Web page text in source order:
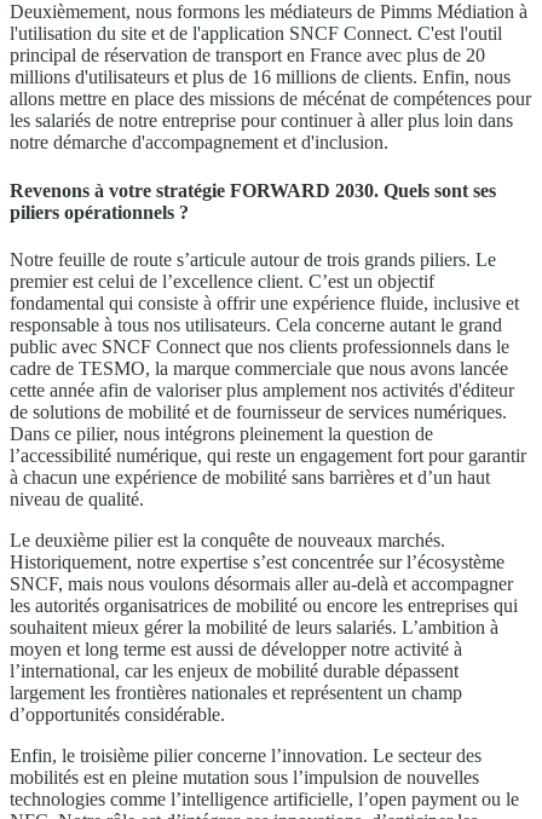
Deuxièmement, nous formons les médiateurs de Pimms Médiation à
l'utilisation du site et de l'application SNCF Connect. C'est l'outil
principal de réservation de transport en France avec plus de 20
millions d'utilisateurs et plus de 16 millions de clients. Enfin, nous
allons mettre en place des missions de mécénat de compétences pour
les salariés de notre entreprise pour continuer à aller plus loin dans
notre démarche d'accompagnement et d'inclusion.
Revenons à votre stratégie FORWARD 2030. Quels sont ses
piliers opérationnels ?
Notre feuille de route s’articule autour de trois grands piliers. Le
premier est celui de l’excellence client. C’est un objectif
fondamental qui consiste à offrir une expérience fluide, inclusive et
responsable à tous nos utilisateurs. Cela concerne autant le grand
public avec SNCF Connect que nos clients professionnels dans le
cadre de TESMO, la marque commerciale que nous avons lancée
cette année afin de valoriser plus amplement nos activités d'éditeur
de solutions de mobilité et de fournisseur de services numériques.
Dans ce pilier, nous intégrons pleinement la question de
l’accessibilité numérique, qui reste un engagement fort pour garantir
à chacun une expérience de mobilité sans barrières et d’un haut
niveau de qualité.
Le deuxième pilier est la conquête de nouveaux marchés.
Historiquement, notre expertise s’est concentrée sur l’écosystème
SNCF, mais nous voulons désormais aller au-delà et accompagner
les autorités organisatrices de mobilité ou encore les entreprises qui
souhaitent mieux gérer la mobilité de leurs salariés. L’ambition à
moyen et long terme est aussi de développer notre activité à
l’international, car les enjeux de mobilité durable dépassent
largement les frontières nationales et représentent un champ
d’opportunités considérable.
Enfin, le troisième pilier concerne l’innovation. Le secteur des
mobilités est en pleine mutation sous l’impulsion de nouvelles
technologies comme l’intelligence artificielle, l’open payment ou le